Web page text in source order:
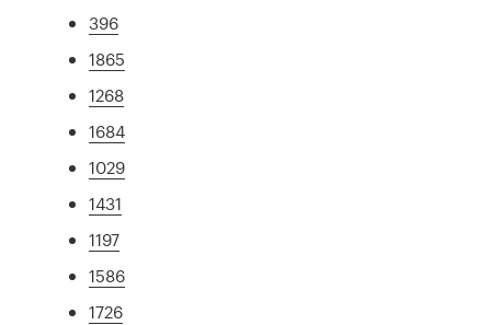
396
1865
1268
1684
1029
1431
1197
1586
1726